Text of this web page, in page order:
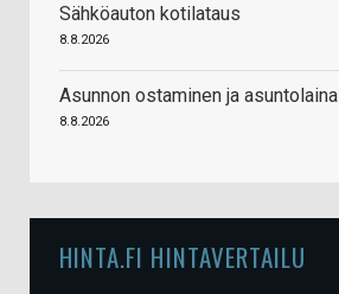
Sähköauton kotilataus
8.8.2026
Asunnon ostaminen ja asuntolaina
8.8.2026
HINTA.FI HINTAVERTAILU